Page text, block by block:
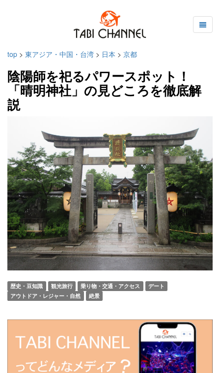
top > 東アジア・中国・台湾 > 日本 > 京都
陰陽師を祀るパワースポット！
「晴明神社」の見どころを徹底解
説
歴史・豆知識 観光旅行 乗り物・交通・アクセス
デート
アウトドア・レジャー・自然
絶景